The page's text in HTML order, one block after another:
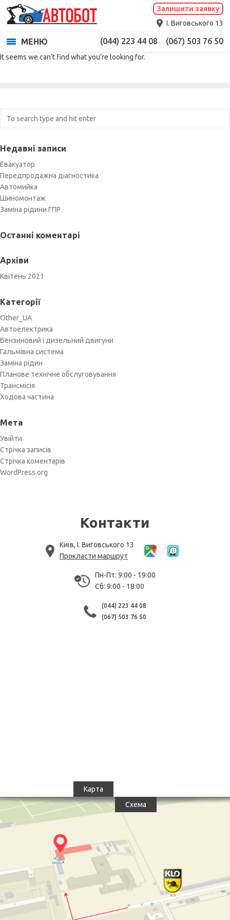
Залишити заявку
І. Виговського 13
МЕНЮ (044) 223 44 08 (067) 503 76 50
It seems we can’t find what you’re looking for.
Недавні записи
Евакуатор
Передпродажна діагностика
Автомийка
Шиномонтаж
Заміна рідини ГПР
Останні коментарі
Архіви
Квітень 2021
Категорії
Other_UA
Автоелектрика
Бензиновий і дизельний двигуни
Гальмівна система
Заміна рідин
Планове технічне обслуговування
Трансмісія
Ходова частина
Мета
Увійти
Стрічка записів
Стрічка коментарів
WordPress.org
Контакти
Київ, І. Виговського 13
Прокласти маршрут
Пн-Пт: 9:00 - 19:00
Сб: 9:00 - 18:00
(044) 223 44 08
(067) 503 76 50
Карта
Схема